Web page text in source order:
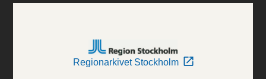
Regionarkivet Stockholm